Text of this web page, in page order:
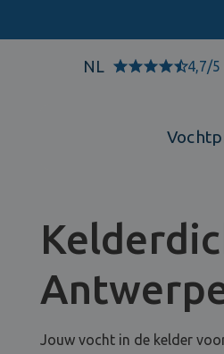
NL 4,7/5
Jouw vocht in de kelder